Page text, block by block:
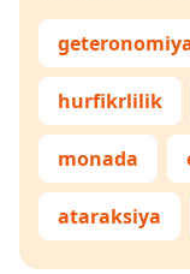
hurfikrlilik
monada
ataraksiya